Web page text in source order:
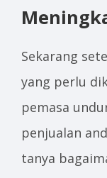
Sekarang
yang perlu
pemasa
penjualan
tanya